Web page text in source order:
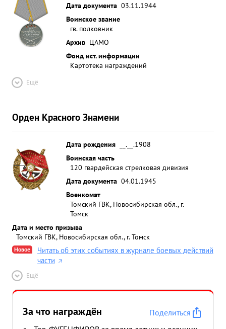
Дата документа 03.11.1944
Воинское звание
гв. полковник
Архив ЦАМО
Фонд ист. информации
Картотека награждений
Ещё
Орден Красного Знамени
Дата рождения
__.__.1908
Воинская часть
120 гвардейская стрелковая дивизия
Дата документа 04.01.1945
Военкомат
Томский ГВК, Новосибирская обл., г.
Томск
Дата и место призыва
Томский ГВК, Новосибирская обл., г. Томск
Новое
Читать об этих событиях в журнале боевых действий
части
Ещё
За что награждён
Поделиться